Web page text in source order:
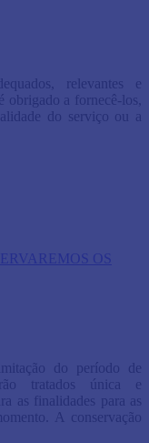
relevantes e
obrigado a fornecê-los,
do serviço ou a
OS
do período de
tratados única e
as finalidades para as
A conservação